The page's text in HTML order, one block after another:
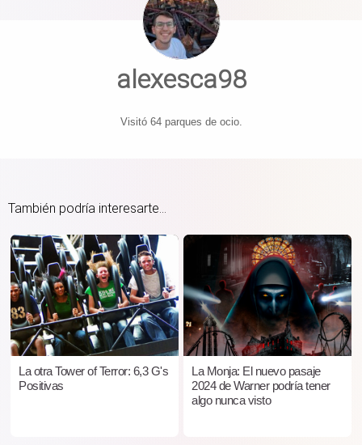
alexesca98
Visitó 64 parques de ocio.
También podría interesarte...
La otra Tower of Terror: 6,3 G's
Positivas
La Monja: El nuevo pasaje
2024 de Warner podría tener
algo nunca visto